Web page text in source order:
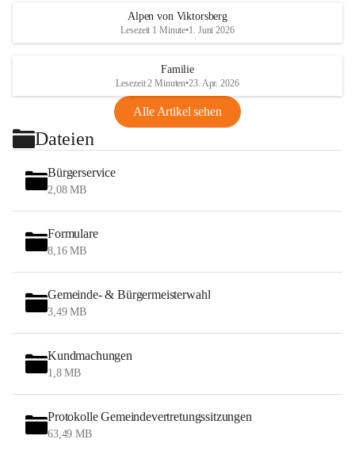
Alpen von Viktorsberg
Lesezeit 1 Minute•1. Juni 2026
Familie
Lesezeit 2 Minuten•23. Apr. 2026
Alle Artikel sehen
Dateien
Bürgerservice
2,08 MB
Formulare
8,16 MB
Gemeinde- & Bürgermeisterwahl
3,49 MB
Kundmachungen
1,8 MB
Protokolle Gemeindevertretungssitzungen
63,49 MB